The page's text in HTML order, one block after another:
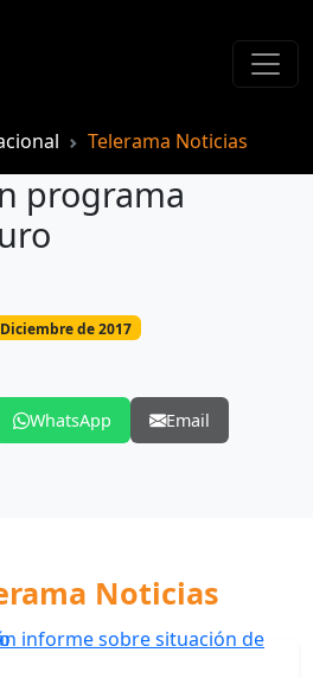
Telerama Noticias
programa
Retorno Seguro
de 2017
WhatsApp Email
Noticias